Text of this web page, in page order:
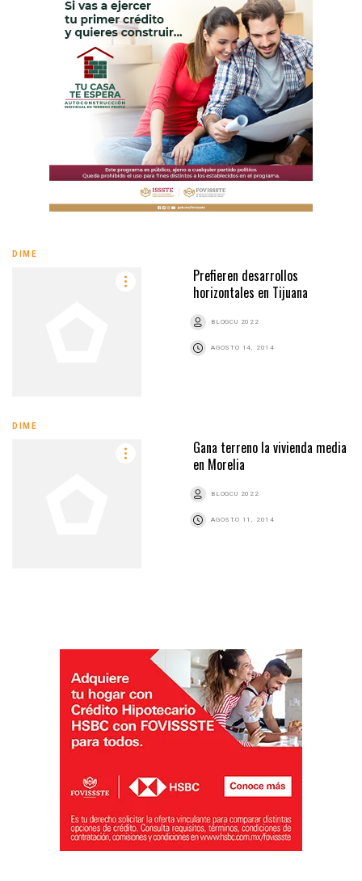
DIME
Prefieren desarrollos
horizontales en Tijuana
BLOGCU 2022
AGOSTO 14, 2014
DIME
Gana terreno la vivienda media
en Morelia
BLOGCU 2022
AGOSTO 11, 2014